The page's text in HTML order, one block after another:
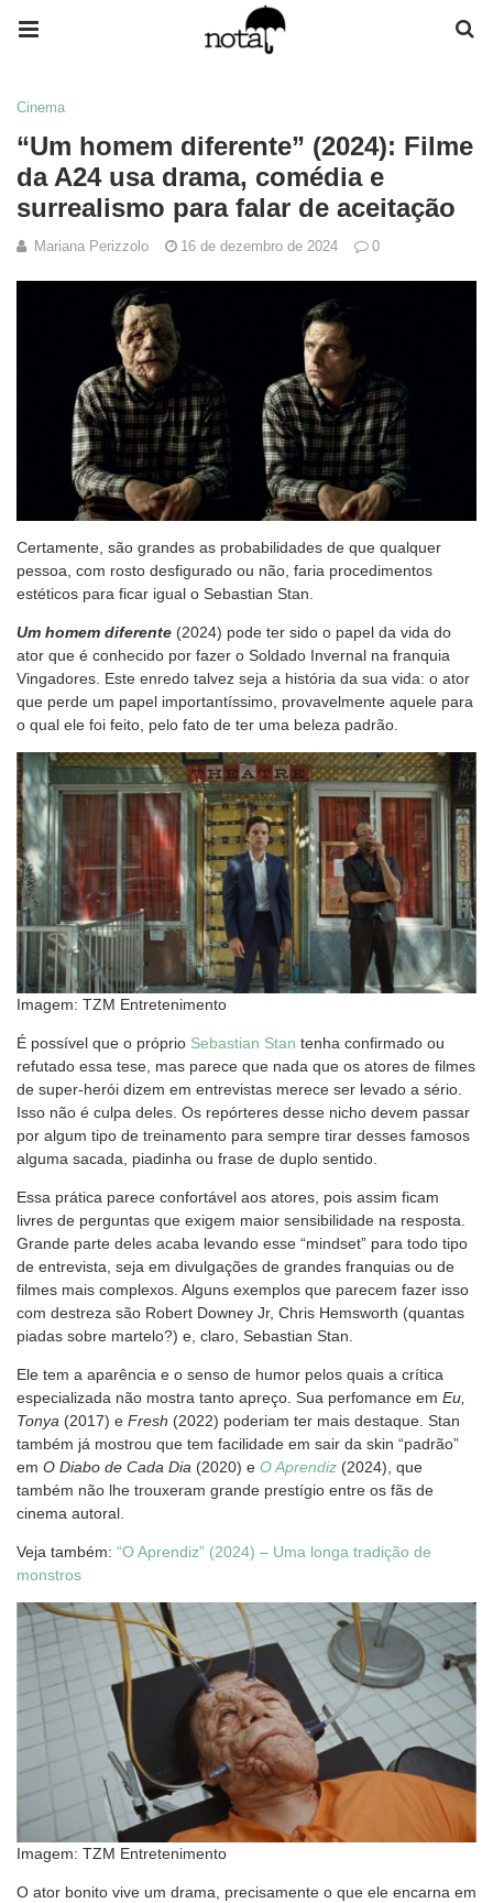
Cinema
“Um homem diferente” (2024): Filme
da A24 usa drama, comédia e
surrealismo para falar de aceitação
Mariana Perizzolo 16 de dezembro de 2024 0
Certamente, são grandes as probabilidades de que qualquer
pessoa, com rosto desfigurado ou não, faria procedimentos
estéticos para ficar igual o Sebastian Stan.
Um homem diferente (2024) pode ter sido o papel da vida do
ator que é conhecido por fazer o Soldado Invernal na franquia
Vingadores. Este enredo talvez seja a história da sua vida: o ator
que perde um papel importantíssimo, provavelmente aquele para
o qual ele foi feito, pelo fato de ter uma beleza padrão.
Imagem: TZM Entretenimento
É possível que o próprio Sebastian Stan tenha confirmado ou
refutado essa tese, mas parece que nada que os atores de filmes
de super-herói dizem em entrevistas merece ser levado a sério.
Isso não é culpa deles. Os repórteres desse nicho devem passar
por algum tipo de treinamento para sempre tirar desses famosos
alguma sacada, piadinha ou frase de duplo sentido.
Essa prática parece confortável aos atores, pois assim ficam
livres de perguntas que exigem maior sensibilidade na resposta.
Grande parte deles acaba levando esse “mindset” para todo tipo
de entrevista, seja em divulgações de grandes franquias ou de
filmes mais complexos. Alguns exemplos que parecem fazer isso
com destreza são Robert Downey Jr, Chris Hemsworth (quantas
piadas sobre martelo?) e, claro, Sebastian Stan.
Ele tem a aparência e o senso de humor pelos quais a crítica
especializada não mostra tanto apreço. Sua perfomance em Eu,
Tonya (2017) e Fresh (2022) poderiam ter mais destaque. Stan
também já mostrou que tem facilidade em sair da skin “padrão”
em O Diabo de Cada Dia (2020) e O Aprendiz (2024), que
também não lhe trouxeram grande prestígio entre os fãs de
cinema autoral.
Veja também: “O Aprendiz” (2024) – Uma longa tradição de
monstros
Imagem: TZM Entretenimento
O ator bonito vive um drama, precisamente o que ele encarna em